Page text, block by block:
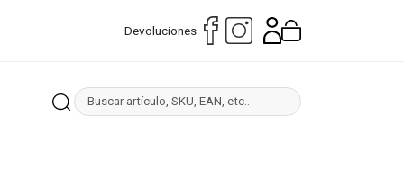
Devoluciones